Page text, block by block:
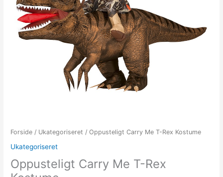
Forside / Ukategoriseret / Oppusteligt Carry Me T-Rex Kostume
Ukategoriseret
Oppusteligt Carry Me T-Rex